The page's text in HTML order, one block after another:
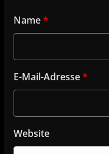
Name*
E-Mail-Adresse*
Website